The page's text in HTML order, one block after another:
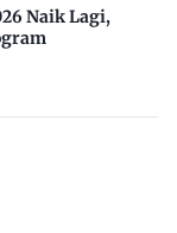
Naik Lagi,